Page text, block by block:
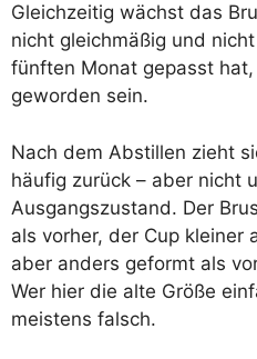
Gleichzeitig wächst das
nicht gleichmäßig und
fünften Monat gepasst
geworden sein.
Nach dem Abstillen zieht
häufig zurück – aber nicht
Ausgangszustand. Der
als vorher, der Cup kleiner
aber anders geformt als
Wer hier die alte Größe
meistens falsch.